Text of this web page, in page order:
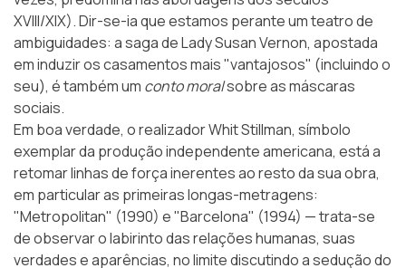
XVIII/XIX). Dir-se-ia que estamos perante um teatro de
ambiguidades: a saga de Lady Susan Vernon, apostada
em induzir os casamentos mais "vantajosos" (incluindo o
seu), é também um conto moralsobre as máscaras
sociais.
Em boa verdade, o realizador Whit Stillman, símbolo
exemplar da produção independente americana, está a
retomar linhas de força inerentes ao resto da sua obra,
em particular as primeiras longas-metragens:
"Metropolitan" (1990) e "Barcelona" (1994) — trata-se
de observar o labirinto das relações humanas, suas
verdades e aparências, no limite discutindo a sedução do